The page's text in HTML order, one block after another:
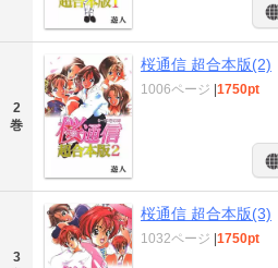
2
巻
桜通信 超合本版(2)
1006ページ |1750pt
3
桜通信 超合本版(3)
1032ページ |1750pt